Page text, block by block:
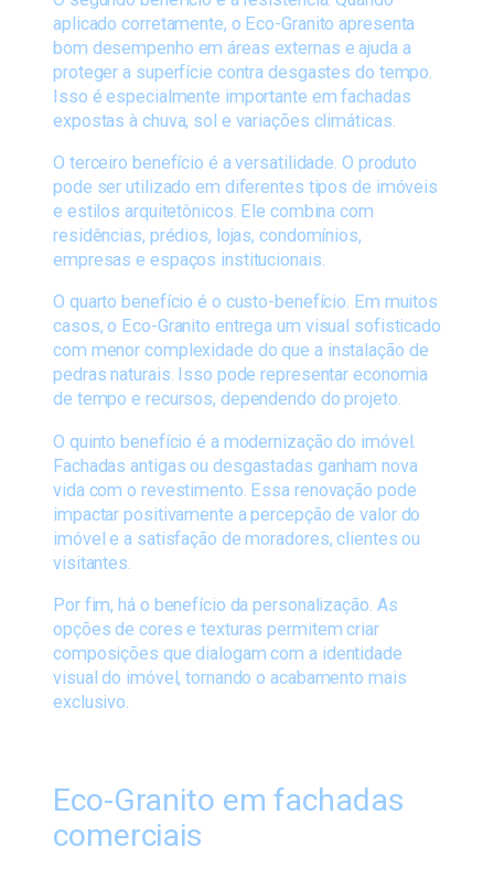
aplicado corretamente, o Eco-Granito apresenta
bom desempenho em áreas externas e ajuda a
proteger a superfície contra desgastes do tempo.
Isso é especialmente importante em fachadas
expostas à chuva, sol e variações climáticas.
O terceiro benefício é a versatilidade. O produto
pode ser utilizado em diferentes tipos de imóveis
e estilos arquitetônicos. Ele combina com
residências, prédios, lojas, condomínios,
empresas e espaços institucionais.
O quarto benefício é o custo-benefício. Em muitos
casos, o Eco-Granito entrega um visual sofisticado
com menor complexidade do que a instalação de
pedras naturais. Isso pode representar economia
de tempo e recursos, dependendo do projeto.
O quinto benefício é a modernização do imóvel.
Fachadas antigas ou desgastadas ganham nova
vida com o revestimento. Essa renovação pode
impactar positivamente a percepção de valor do
imóvel e a satisfação de moradores, clientes ou
visitantes.
Por fim, há o benefício da personalização. As
opções de cores e texturas permitem criar
composições que dialogam com a identidade
visual do imóvel, tornando o acabamento mais
exclusivo.
Eco-Granito em fachadas
comerciais